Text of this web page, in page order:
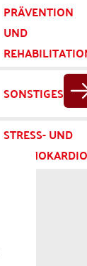
PRÄVENTION
UND
SONSTIGES
STRESS- UND